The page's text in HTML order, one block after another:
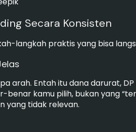
Secara Konsisten
langkah praktis yang bisa
arah. Entah itu dana darurat,
kamu pilih, bukan yang
yang tidak relevan.